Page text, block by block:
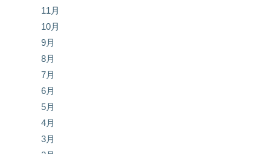
11月
10月
9月
8月
7月
6月
5月
4月
3月